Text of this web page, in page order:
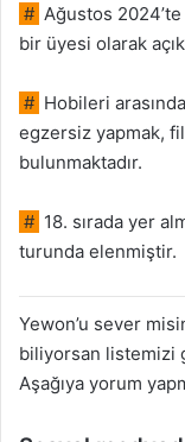
# Ağustos
bir üyesi olarak
# Hobileri
egzersiz yapmak,
bulunmaktadır.
# 18. sırada yer
turunda elenmiştir.
Yewon’u sever
biliyorsan listemizi
Aşağıya yorum